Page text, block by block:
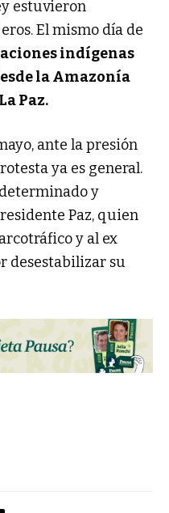
estuvieron
El mismo día de
indígenas
la Amazonía
Paz.
ante la presión
ya es general.
y
Paz, quien
y al ex
desestabilizar su